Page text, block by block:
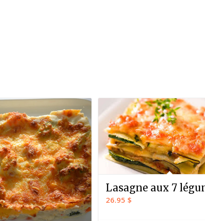
Lasagne aux 7
26.95 $